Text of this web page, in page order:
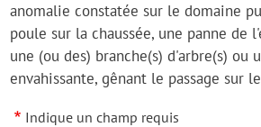
anomalie constatée sur le domaine
poule sur la chaussée, une panne de
une (ou des) branche(s) d'arbre(s) ou
envahissante, gênant le passage sur
Indique un champ requis